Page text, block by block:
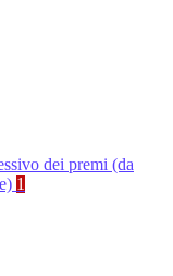
dei premi (da
1